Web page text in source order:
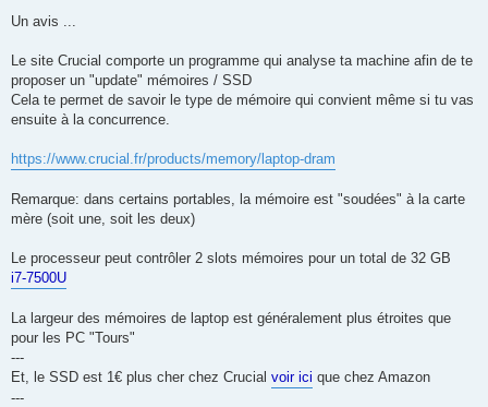
g
Un avis ...
Le site Crucial comporte un programme qui analyse ta machine afin de te
proposer un "update" mémoires / SSD
Cela te permet de savoir le type de mémoire qui convient même si tu vas
ensuite à la concurrence.
https://www.crucial.fr/products/memory/laptop-dram
Remarque: dans certains portables, la mémoire est "soudées" à la carte
mère (soit une, soit les deux)
Le processeur peut contrôler 2 slots mémoires pour un total de 32 GB
i7-7500U
La largeur des mémoires de laptop est généralement plus étroites que
pour les PC "Tours"
---
Et, le SSD est 1€ plus cher chez Crucial voir ici que chez Amazon
---